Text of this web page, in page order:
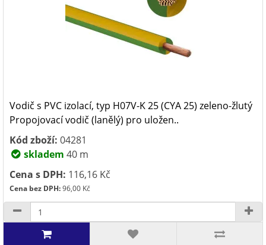
Vodič s PVC izolací, typ H07V-K 25 (CYA 25) zeleno-žlutý
Propojovací vodič (lanělý) pro uložen..
Kód zboží: 04281
skladem 40 m
Cena s DPH: 116,16 Kč
Cena bez DPH:96,00 Kč